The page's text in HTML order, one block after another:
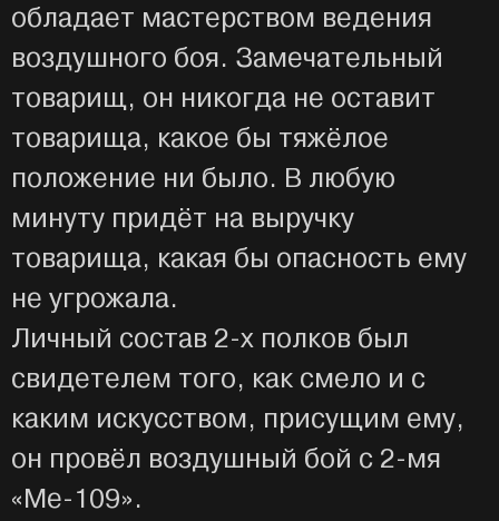
обладает мастерством ведения
воздушного боя. Замечательный
товарищ, он никогда не оставит
товарища, какое бы тяжёлое
положение ни было. В любую
минуту придёт на выручку
товарища, какая бы опасность ему
не угрожала.
Личный состав 2-х полков был
свидетелем того, как смело и с
каким искусством, присущим ему,
он провёл воздушный бой с 2-мя
«Ме-109».